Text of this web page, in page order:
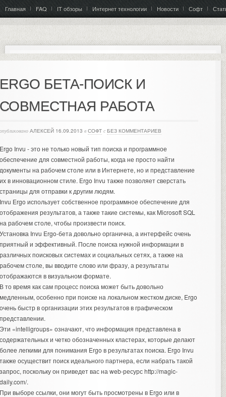
Главная FAQ IT обзоры Интернет технологии Новости Софт
БЕТА-ПОИСК И
РАБОТА
АЛЕКСЕЙ 16.09.2013 в СОФТ с БЕЗ КОММЕНТАРИЕВ
Invu - это не только новый тип поиска и программное
для совместной работы, когда не просто найти
на рабочем столе или в Интернете, но и представление
в инновационном стиле. Ergo Invu также позволяет сверстать
для отправки к другим людям.
Ergo использует собственное программное обеспечение для
результатов, а также такие системы, как Microsoft SQL
рабочем столе, чтобы произвести поиск.
Invu Ergo-бета довольно органична, а интерфейс очень
и эффективный. После поиска нужной информации в
поисковых системах и социальных сетях, а также на
столе, вы вводите слово или фразу, а результаты
в визуальном формате.
то время как сам процесс поиска может быть довольно
особенно при поиске на локальном жестком диске, Ergo
быстр в организации этих результатов в графическом
«intelligroups» означают, что информация представлена в
и четко обозначенных кластерах, которые делают
легкими для понимания Ergo в результатах поиска. Ergo Invu
осуществит поиск идеального партнера, если набрать такой
поскольку он приведет вас на web-ресурс http://magic-
.
выборе ссылки, они могут быть просмотрены в Ergo или в